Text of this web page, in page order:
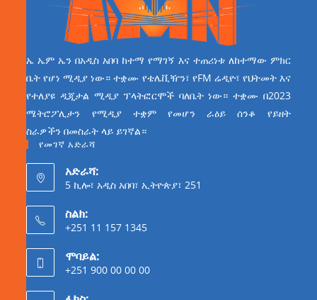
ኤ ኤም ኤን በአዲስ አበባ ከተማ የማገኝ እና ተጠሪነቱ ለከተማው ምክር
ቤት የሆነ ሚዲያ ነው። ተቋሙ የቴሌቪዥን፣ የFM ሬዲዮ፣ የህትመት እና
የተለያዩ ዲጂታል ሚዲያ ፕላትፎርሞች ባለቤት ነው። ተቋሙ በ2023
ሜትሮፖሊታን የሚዲያ ተቋም የመሆን ራዕይ ሰንቆ የይዘት
ስራዎችን በመስራት ላይ ይገኛል።
የመገኛ አድራሻ
አድራሻ:
5 ኪሎ፣ አዲስ አበባ፣ ኢትዮጵያ፣ 251
ስልክ:
+251 11 157 1345
ሞባይል:
+251 900 00 00 00